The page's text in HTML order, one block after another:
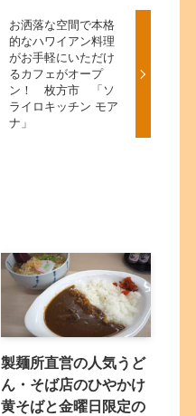
お洒落な空間で本格
的なハワイアン料理
がお手軽にいただけ
るカフェがオープ
ン！ 枚方市 「ソ
ライロキッチン モア
ナ」
製麺所直営の人気うど
ん・そば店のひやかけ
黄そばと金曜日限定の